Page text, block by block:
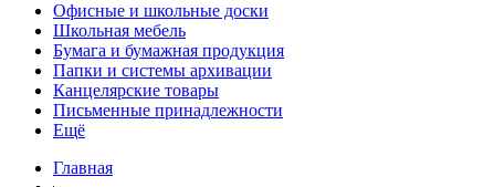
Офисные и школьные доски
Школьная мебель
Бумага и бумажная продукция
Папки и системы архивации
Канцелярские товары
Письменные принадлежности
Ещё
Главная